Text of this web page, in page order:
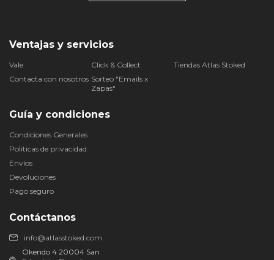
Contáctanos
info@atlasstoked.com
Okendo 4 20004 San
Ventajas y servicios
Vale Click & Collect
Tiendas Atlas Stoked
Contacta con nosotros Sorteo "Emails x
Zapas"
Guía y condiciones
Condiciones Generales
Politicas de privacidad
Envíos
Devoluciones
Pago seguro